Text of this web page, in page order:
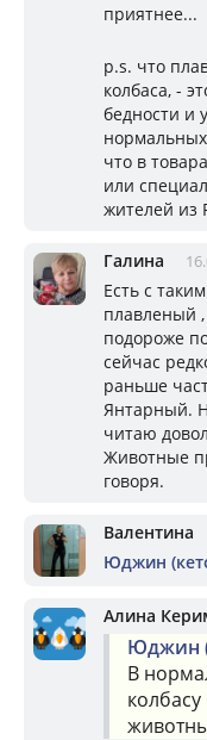
приятнее...
p.s. что
колбаса, -
бедности и
что в
или
жителей из
Галина
Есть с
плавленый
подороже
сейчас
раньше
Янтарный.
читаю
Животные
говоря.
Валентина
Юджин
Алина
Юджин
В